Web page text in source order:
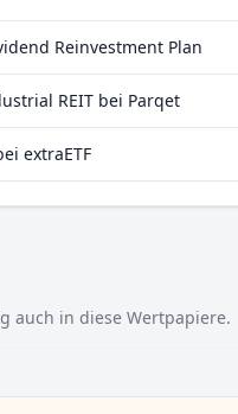
Reinvestment Plan
REIT bei Parqet
extraETF
auch in diese Wertpapiere.